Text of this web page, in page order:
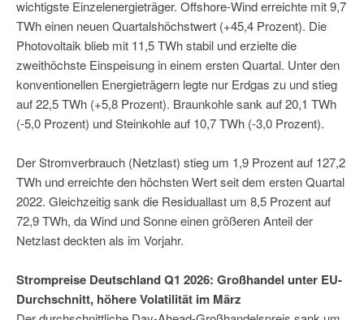
wichtigste Einzelenergieträger. Offshore-Wind erreichte mit 9,7
TWh einen neuen Quartalshöchstwert (+45,4 Prozent). Die
Photovoltaik blieb mit 11,5 TWh stabil und erzielte die
zweithöchste Einspeisung in einem ersten Quartal. Unter den
konventionellen Energieträgern legte nur Erdgas zu und stieg
auf 22,5 TWh (+5,8 Prozent). Braunkohle sank auf 20,1 TWh
(-5,0 Prozent) und Steinkohle auf 10,7 TWh (-3,0 Prozent).
Der Stromverbrauch (Netzlast) stieg um 1,9 Prozent auf 127,2
TWh und erreichte den höchsten Wert seit dem ersten Quartal
2022. Gleichzeitig sank die Residuallast um 8,5 Prozent auf
72,9 TWh, da Wind und Sonne einen größeren Anteil der
Netzlast deckten als im Vorjahr.
Strompreise Deutschland Q1 2026: Großhandel unter EU-
Durchschnitt, höhere Volatilität im März